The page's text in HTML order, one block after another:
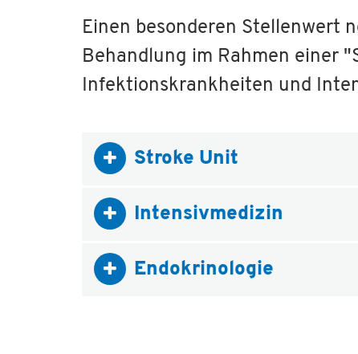
Einen besonderen Stellenwert
Behandlung im Rahmen einer
Infektionskrankheiten und
Stroke Unit
Intensivmedizin
Endokrinologie